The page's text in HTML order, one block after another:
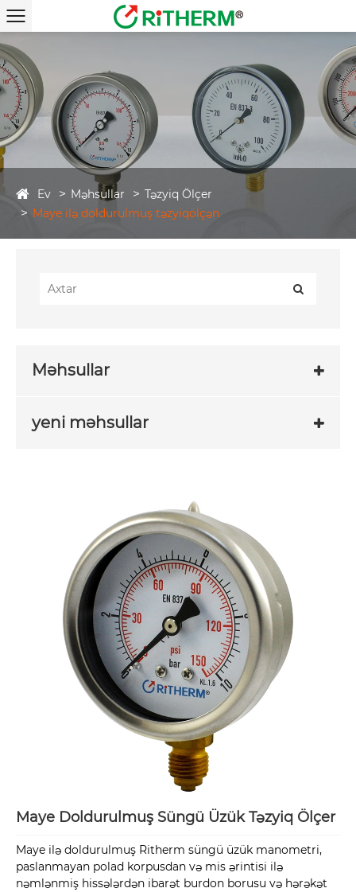
Ev Məhsullar
Təzyiq Ölçer
Maye ilə doldurulmuş təzyiqölçən
Məhsullar
yeni məhsullar
Maye Doldurulmuş Süngü Üzük Təzyiq Ölçer
Maye ilə doldurulmuş Ritherm süngü üzük manometri,
paslanmayan polad korpusdan və mis ərintisi ilə
nəmlənmiş hissələrdən ibarət burdon borusu və hərəkət